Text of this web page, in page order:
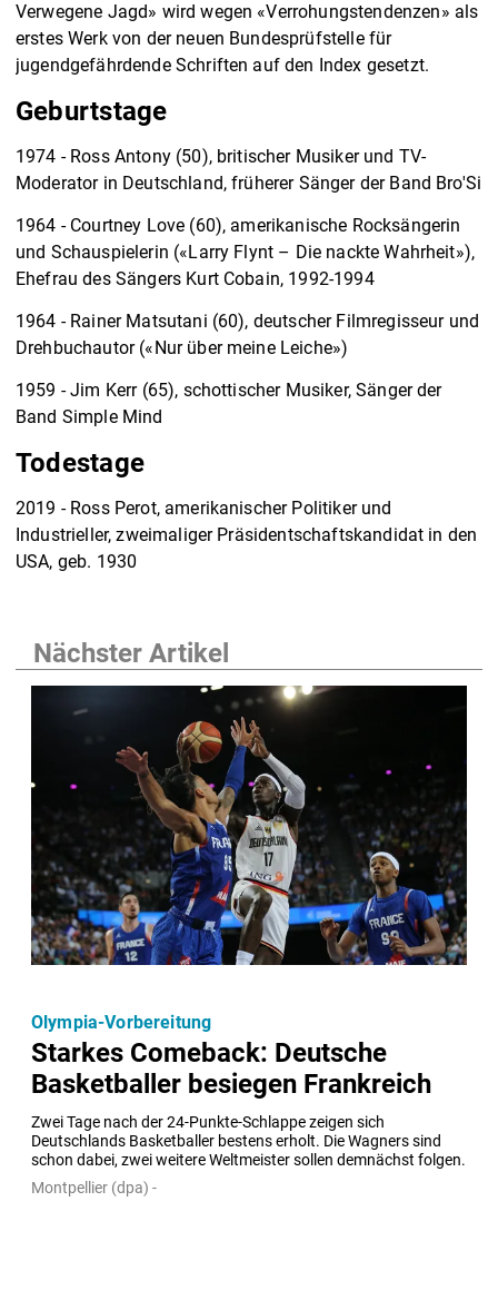
Verwegene Jagd» wird wegen «Verrohungstendenzen» als
erstes Werk von der neuen Bundesprüfstelle für
jugendgefährdende Schriften auf den Index gesetzt.
Geburtstage
1974 - Ross Antony (50), britischer Musiker und TV-
Moderator in Deutschland, früherer Sänger der Band Bro'Si
1964 - Courtney Love (60), amerikanische Rocksängerin
und Schauspielerin («Larry Flynt – Die nackte Wahrheit»),
Ehefrau des Sängers Kurt Cobain, 1992-1994
1964 - Rainer Matsutani (60), deutscher Filmregisseur und
Drehbuchautor («Nur über meine Leiche»)
1959 - Jim Kerr (65), schottischer Musiker, Sänger der
Band Simple Mind
Todestage
2019 - Ross Perot, amerikanischer Politiker und
Industrieller, zweimaliger Präsidentschaftskandidat in den
USA, geb. 1930
Nächster Artikel
Starkes Comeback: Deutsche
Basketballer besiegen Frankreich
Zwei Tage nach der 24-Punkte-Schlappe zeigen sich
Deutschlands Basketballer bestens erholt. Die Wagners sind
schon dabei, zwei weitere Weltmeister sollen demnächst folgen.
Olympia-Vorbereitung
Montpellier (dpa) -